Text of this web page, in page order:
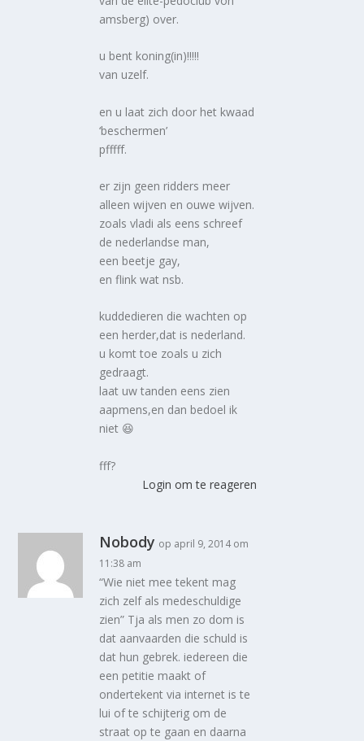
amsberg) over.
u bent koning(in)!!!!!
van uzelf.
en u laat zich door het kwaad
‘beschermen’
pfffff.
er zijn geen ridders meer
alleen wijven en ouwe wijven.
zoals vladi als eens schreef
de nederlandse man,
een beetje gay,
en flink wat nsb.
kuddedieren die wachten op
een herder,dat is nederland.
u komt toe zoals u zich
gedraagt.
laat uw tanden eens zien
aapmens,en dan bedoel ik
niet 😆
fff?
Login om te reageren
Nobody op april 9, 2014 om
11:38 am
“Wie niet mee tekent mag
zich zelf als medeschuldige
zien” Tja als men zo dom is
dat aanvaarden die schuld is
dat hun gebrek. iedereen die
een petitie maakt of
ondertekent via internet is te
lui of te schijterig om de
straat op te gaan en daarna